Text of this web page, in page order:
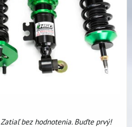
Zatiaľ bez hodnotenia. Buďte prvý!